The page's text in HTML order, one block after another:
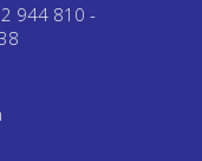
944 810 -